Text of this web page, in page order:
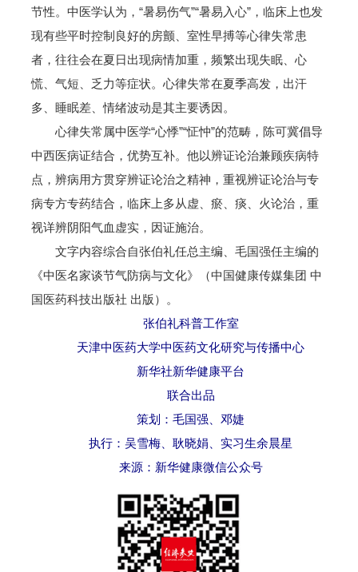
节性。中医学认为，“暑易伤气”“暑易入心”，临床上也发
现有些平时控制良好的房颤、室性早搏等心律失常患
者，往往会在夏日出现病情加重，频繁出现失眠、心
慌、气短、乏力等症状。心律失常在夏季高发，出汗
多、睡眠差、情绪波动是其主要诱因。
心律失常属中医学“心悸”“怔忡”的范畴，陈可冀倡导
中西医病证结合，优势互补。他以辨证论治兼顾疾病特
点，辨病用方贯穿辨证论治之精神，重视辨证论治与专
病专方专药结合，临床上多从虚、瘀、痰、火论治，重
视详辨阴阳气血虚实，因证施治。
文字内容综合自张伯礼任总主编、毛国强任主编的
《中医名家谈节气防病与文化》（中国健康传媒集团 中
国医药科技出版社 出版）。
张伯礼科普工作室
天津中医药大学中医药文化研究与传播中心
新华社新华健康平台
联合出品
策划：毛国强、邓婕
执行：吴雪梅、耿晓娟、实习生余晨星
来源：新华健康微信公众号